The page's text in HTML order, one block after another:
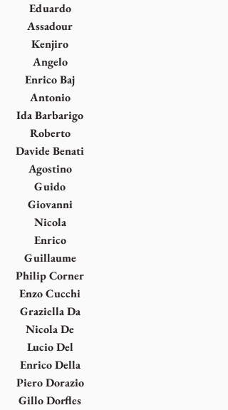
Eduardo
Arroyo
Assadour
Harutyuni
Bezdikyan
Kenjiro
Azuma
Angelo
Bagnasco
Enrico Baj
Antonio
Bandirali
Ida Barbarigo
Roberto
Barni
Davide Benati
Agostino
Bonalumi
Guido
Cadorin
Giovanni
Campus
Nicola
Carrino
Enrico
Castellani
Guillaume
Corneille
Philip Corner
Enzo Cucchi
Graziella Da
Gioz
Nicola De
Maria
Lucio Del
Pezzo
Enrico Della
Torre
Piero Dorazio
Gillo Dorfles